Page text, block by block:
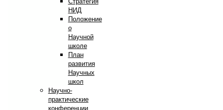
НИД
Положение
о
Научной
школе
План
развития
Научных
школ
Научно-
практические
конференции